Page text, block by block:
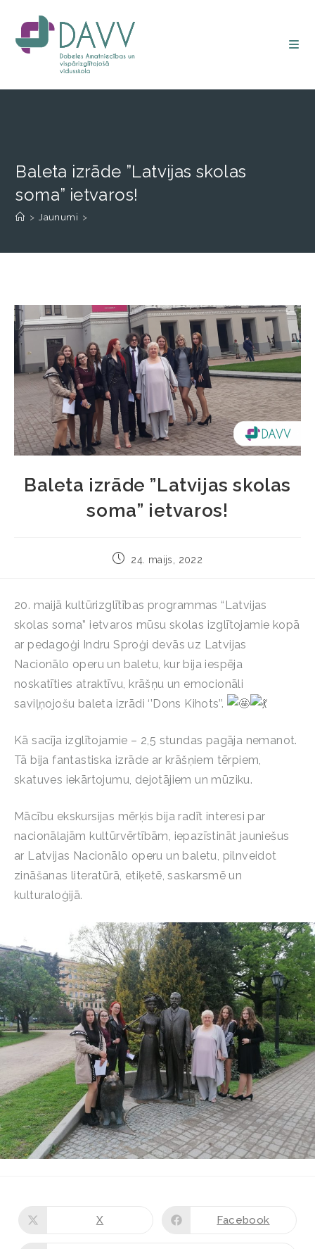
Baleta izrāde ”Latvijas skolas
soma” ietvaros!
> Jaunumi >
Baleta izrāde ”Latvijas skolas
soma” ietvaros!
24. maijs, 2022
20. maijā kultūrizglītības programmas “Latvijas
skolas soma” ietvaros mūsu skolas izglītojamie kopā
ar pedagoģi Indru Sproģi devās uz Latvijas
Nacionālo operu un baletu, kur bija iespēja
noskatīties atraktīvu, krāšņu un emocionāli
saviļņojošu baleta izrādi ‘’Dons Kihots’’.
Kā sacīja izglītojamie – 2,5 stundas pagāja nemanot.
Tā bija fantastiska izrāde ar krāšņiem tērpiem,
skatuves iekārtojumu, dejotājiem un mūziku.
Mācību ekskursijas mērķis bija radīt interesi par
nacionālajām kultūrvērtībām, iepazīstināt jauniešus
ar Latvijas Nacionālo operu un baletu, pilnveidot
zināšanas literatūrā, etiķetē, saskarsmē un
kulturaloģijā.
X Facebook